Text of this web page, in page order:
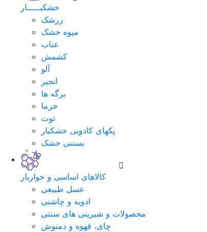
خشکبـــــار
زرشک
میوه خشک
عناب
کشمش
آلو
انجیر
برگه ها
خرما
توت
پکهای کادویی خشکبار
بستنی خشک
کالاهای اساسی و خواربار
عسل طبیعی
ادویه و چاشنی
محصولات و شیرینی های سنتی
چای، قهوه و دمنوش